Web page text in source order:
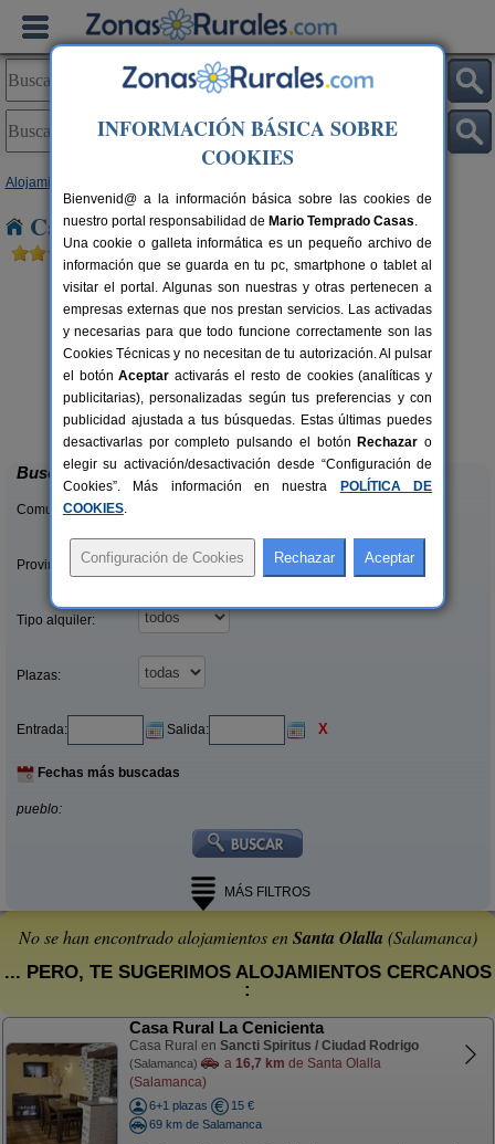
Alojamientos
Casas Rurales cerca de Santa Olalla
20+2 pers.
desde20 €
El Portal de La Sierra de Francia I
y II
San Miguel de Valero (Salamanca)
Buscar
Comunidades:
Provincias/Islas:
Tipo alquiler:
Plazas:
Entrada: Salida: X
Fechas más buscadas
pueblo:
MÁS FILTROS
No se han encontrado alojamientos enSanta Olalla (Salamanca)
... PERO, TE SUGERIMOS ALOJAMIENTOS CERCANOS
:
Casa Rural La Cenicienta
Casa Rural en Sancti Spiritus / Ciudad Rodrigo
(Salamanca) a 16,7 km de Santa Olalla
(Salamanca)
6+1 plazas
15 €
69 km de Salamanca
INFORMACIÓN BÁSICA SOBRE
COOKIES
Bienvenid@ a la información básica sobre las cookies de
nuestro portal responsabilidad de Mario Temprado Casas.
Una cookie o galleta informática es un pequeño archivo de
información que se guarda en tu pc, smartphone o tablet al
visitar el portal. Algunas son nuestras y otras pertenecen a
empresas externas que nos prestan servicios. Las activadas
y necesarias para que todo funcione correctamente son las
Cookies Técnicas y no necesitan de tu autorización. Al pulsar
el botónAceptar activarás el resto de cookies (analíticas y
publicitarias), personalizadas según tus preferencias y con
publicidad ajustada a tus búsquedas. Estas últimas puedes
desactivarlas por completo pulsando el botón Rechazar o
elegir su activación/desactivación desde “Configuración de
Cookies”. Más información en nuestra
POLÍTICA DE
COOKIES.